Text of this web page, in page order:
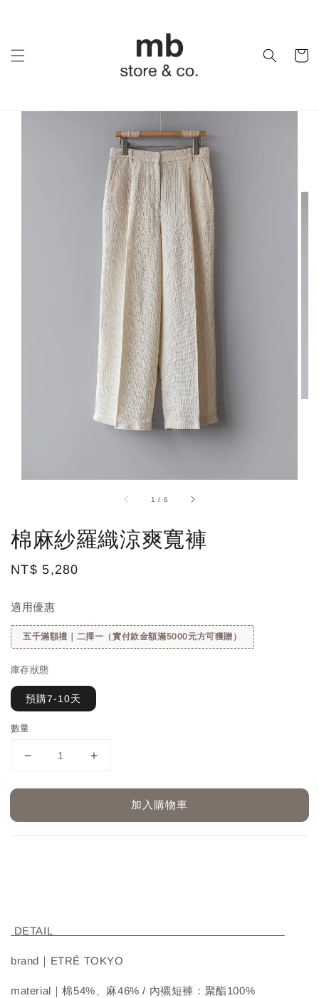
1 / 6
棉麻紗羅織涼爽寬褲
Regular
NT$ 5,280
適用優惠
五千滿額禮｜二擇一（實付款金額滿5000元方可獲贈）
庫存狀態
預購7-10天
數量
加入購物車
DETAIL
brand｜ETRÉ TOKYO
material｜棉54%、麻46% / 內襯短褲：聚酯100%